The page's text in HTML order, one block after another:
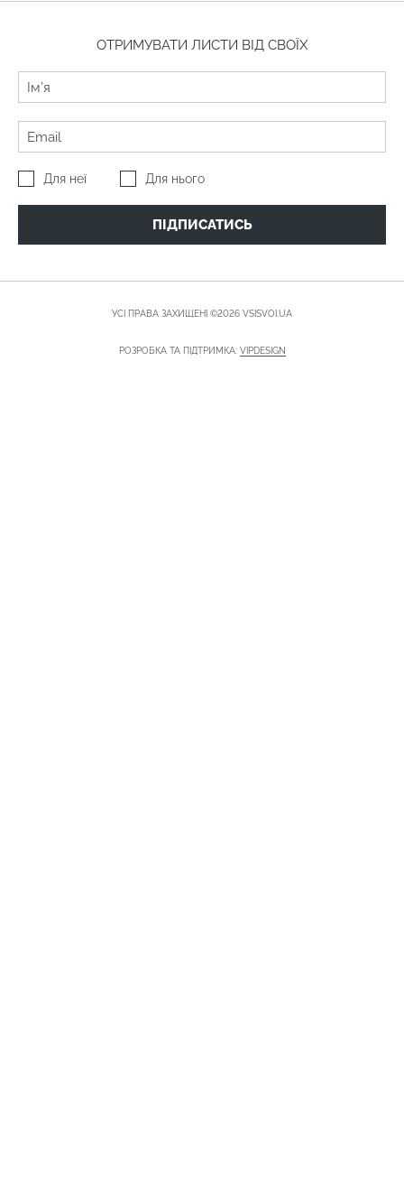
ОТРИМУВАТИ ЛИСТИ ВІД СВОЇХ
Для неї Для нього
ПІДПИСАТИСЬ
УСІ ПРАВА ЗАХИЩЕНІ ©2026 VSISVOI.UA
РОЗРОБКА ТА ПІДТРИМКА: VIPDESIGN